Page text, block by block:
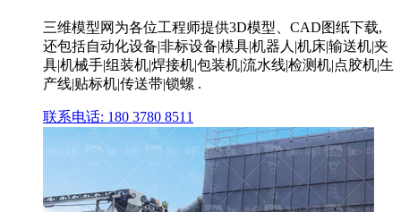
三维模型网为各位工程师提供3D模型、CAD图纸下载,
还包括自动化设备|非标设备|模具|机器人|机床|输送机|夹
具|机械手|组装机|焊接机|包装机|流水线|检测机|点胶机|生
产线|贴标机|传送带|锁螺 .
联系电话: 180 3780 8511